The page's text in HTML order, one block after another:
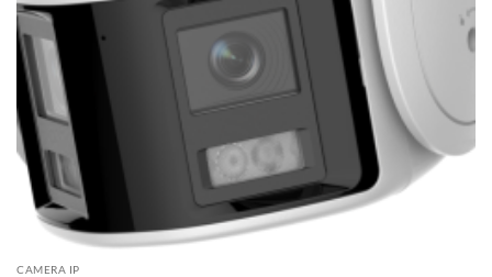
CAMERA IP